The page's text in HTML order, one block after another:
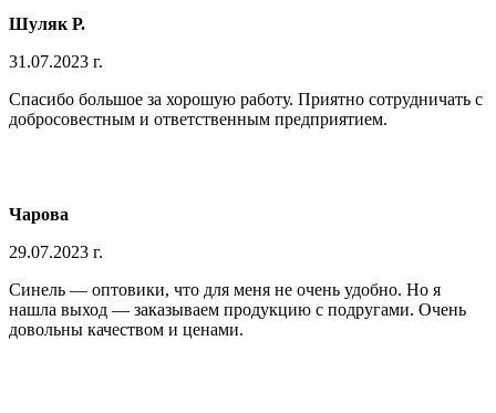
Шуляк Р.
31.07.2023 г.
Спасибо большое за хорошую работу. Приятно сотрудничать с
добросовестным и ответственным предприятием.
Чарова
29.07.2023 г.
Синель — оптовики, что для меня не очень удобно. Но я
нашла выход — заказываем продукцию с подругами. Очень
довольны качеством и ценами.